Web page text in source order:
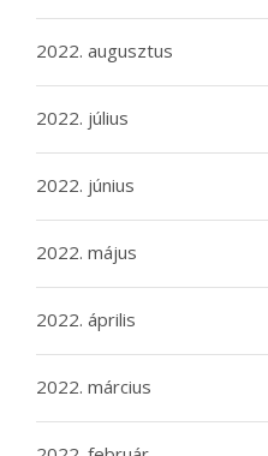
2022. augusztus
2022. július
2022. június
2022. május
2022. április
2022. március